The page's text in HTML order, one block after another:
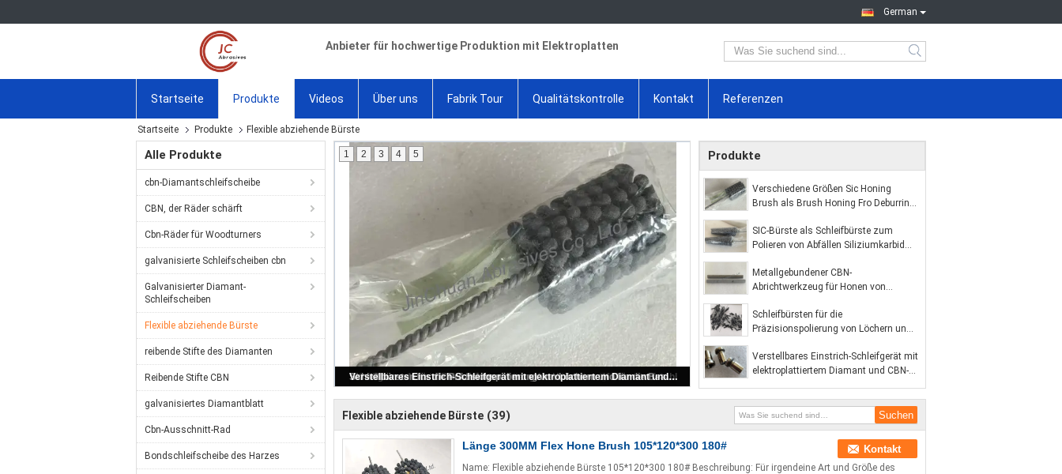
German
Anbieter für hochwertige Produktion mit Elektroplatten
Startseite Produkte Videos Über uns Fabrik Tour Qualitätskontrolle Kontakt Referenzen
Startseite Produkte Flexible abziehende Bürste
Alle Produkte
cbn-Diamantschleifscheibe
CBN, der Räder schärft
Cbn-Räder für Woodturners
galvanisierte Schleifscheiben cbn
Galvanisierter Diamant-
Schleifscheiben
Flexible abziehende Bürste
reibende Stifte des Diamanten
Reibende Stifte CBN
galvanisiertes Diamantblatt
Cbn-Ausschnitt-Rad
Bondschleifscheibe des Harzes
Verschiedene Größen Sic Honing Brush als Brush Honing Fro Deburring und Veredelung
1 2 3 4 5 Produkte
Verschiedene Größen Sic Honing
Brush als Brush Honing Fro Deburring
SIC-Bürste als Schleifbürste zum
Polieren von Abfällen Siliziumkarbid
Metallgebundener CBN-
Abrichtwerkzeug für Honen von
Schleifbürsten für die
Präzisionspolierung von Löchern und
Löchern auf CNC-
Fräsmaschinenwerkzeugen
Verstellbares Einstrich-Schleifgerät mit
elektroplattiertem Diamant und CBN-
Flexible abziehende Bürste (39)
Länge 300MM Flex Hone Brush 105*120*300 180# Kontakt
Name: Flexible abziehende Bürste 105*120*300 180# Beschreibung: Für irgendeine Art und Größe des